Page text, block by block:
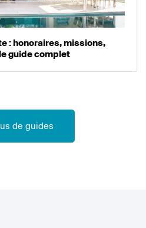
: honoraires, missions,
guide complet
de guides